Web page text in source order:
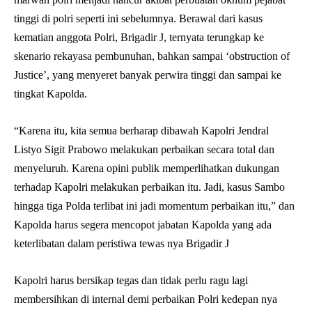
tinggi di polri seperti ini sebelumnya. Berawal dari kasus
kematian anggota Polri, Brigadir J, ternyata terungkap ke
skenario rekayasa pembunuhan, bahkan sampai ‘obstruction of
Justice’, yang menyeret banyak perwira tinggi dan sampai ke
tingkat Kapolda.
“Karena itu, kita semua berharap dibawah Kapolri Jendral
Listyo Sigit Prabowo melakukan perbaikan secara total dan
menyeluruh. Karena opini publik memperlihatkan dukungan
terhadap Kapolri melakukan perbaikan itu. Jadi, kasus Sambo
hingga tiga Polda terlibat ini jadi momentum perbaikan itu,” dan
Kapolda harus segera mencopot jabatan Kapolda yang ada
keterlibatan dalam peristiwa tewas nya Brigadir J
Kapolri harus bersikap tegas dan tidak perlu ragu lagi
membersihkan di internal demi perbaikan Polri kedepan nya